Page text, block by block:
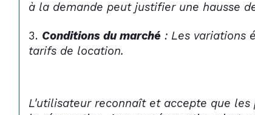
à la demande peut justifier une hausse
Conditions du marché : Les variations
tarifs de location.
L'utilisateur reconnaît et accepte que